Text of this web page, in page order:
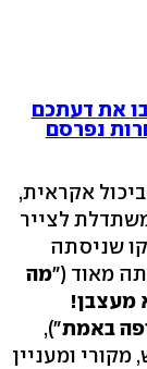
את דעתכם
נפרסם
אקראית,
לצייר
שניסתה
מאוד ("מה
מעצבן!
באמת"),
ומעניין